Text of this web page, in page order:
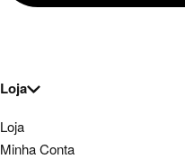
Loja
Loja
Minha Conta